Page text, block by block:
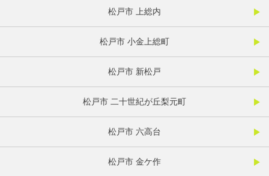
松戸市 上総内
松戸市 小金上総町
松戸市 新松戸
松戸市 二十世紀が丘梨元町
松戸市 六高台
松戸市 金ケ作